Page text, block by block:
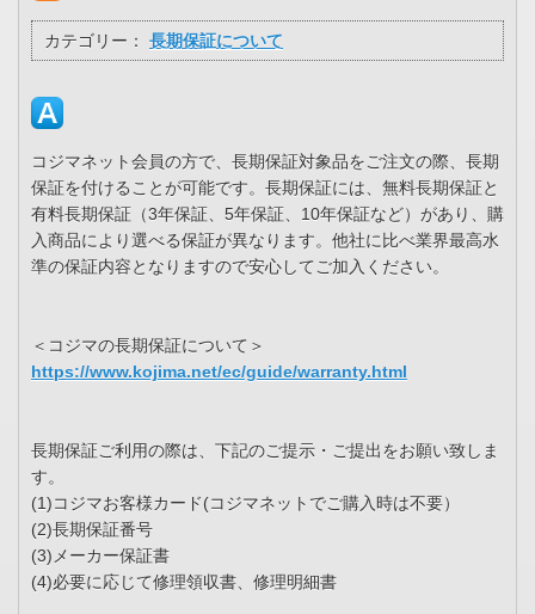
カテゴリー： 長期保証について
コジマネット会員の方で、長期保証対象品をご注文の際、長期
保証を付けることが可能です。長期保証には、無料長期保証と
有料長期保証（3年保証、5年保証、10年保証など）があり、購
入商品により選べる保証が異なります。他社に比べ業界最高水
準の保証内容となりますので安心してご加入ください。
＜コジマの長期保証について＞
https://www.kojima.net/ec/guide/warranty.html
長期保証ご利用の際は、下記のご提示・ご提出をお願い致しま
す。
(1)コジマお客様カード(コジマネットでご購入時は不要）
(2)長期保証番号
(3)メーカー保証書
(4)必要に応じて修理領収書、修理明細書